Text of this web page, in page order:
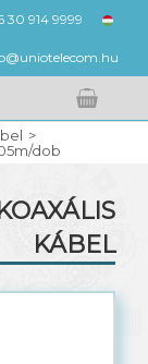
30 914 9999
ENG
dob
KÁBEL